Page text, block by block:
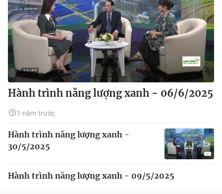
Hành trình năng lượng xanh - 06/6/2025
1 năm trước
Hành trình năng lượng xanh -
30/5/2025
Hành trình năng lượng xanh - 09/5/2025